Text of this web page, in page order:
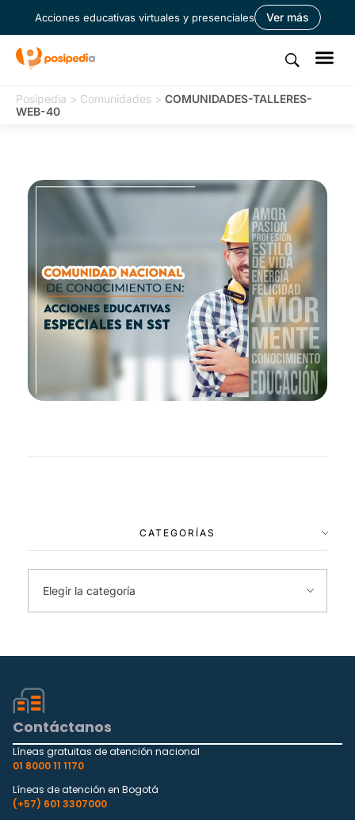
Acciones educativas virtuales y presenciales Ver más
Posipedia > Comunidades > COMUNIDADES-TALLERES-
WEB-40
CATEGORÍAS
Contáctanos
Líneas gratuitas de atención nacional
01 8000 11 1170
Líneas de atención en Bogotá
(+57) 601 3307000